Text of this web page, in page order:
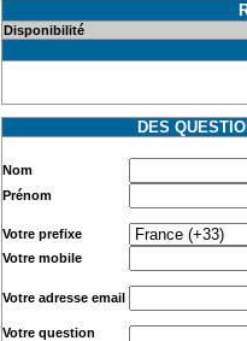
Disponibilité
DES
Nom
Prénom
Votre prefixe
Votre mobile
Votre adresse email
Votre question